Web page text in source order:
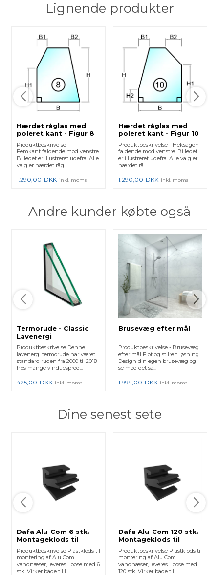
Lignende produkter
Hærdet råglas med
poleret kant - Figur 8
Produktbeskrivelse -
Femkant faldende mod venstre.
Billedet er illustreret udefra. Alle
valg er hærdet råg...
1.290,00 DKK inkl. moms
Hærdet råglas med
poleret kant - Figur 10
Produktbeskrivelse - Heksagon
faldende mod venstre. Billedet
er illustreret udefra. Alle valg er
hærdet rå...
1.290,00 DKK inkl. moms
Andre kunder købte også
Termorude - Classic
Lavenergi
Produktbeskrivelse Denne
lavenergi termorude har været
standard ruden fra 2000 til 2018
hos mange vinduesprod...
425,00 DKK inkl. moms
Brusevæg efter mål
Produktbeskrivelse - Brusevæg
efter mål Flot og stilren løsning.
Design din egen brusevæg og
se med det sa...
1.999,00 DKK inkl. moms
Dine senest sete
Dafa Alu-Com 6 stk.
Montageklods til
16x23,5 16x30 16x36
Produktbeskrivelse Plastklods til
montering af Alu Com
vandnæser, leveres i pose med 6
stk. Virker både til l...
Dafa Alu-Com 120 stk.
Montageklods til
16x23,5 16x30 16x36
Produktbeskrivelse Plastklods til
montering af Alu Com
vandnæser, leveres i pose med
120 stk. Virker både til...